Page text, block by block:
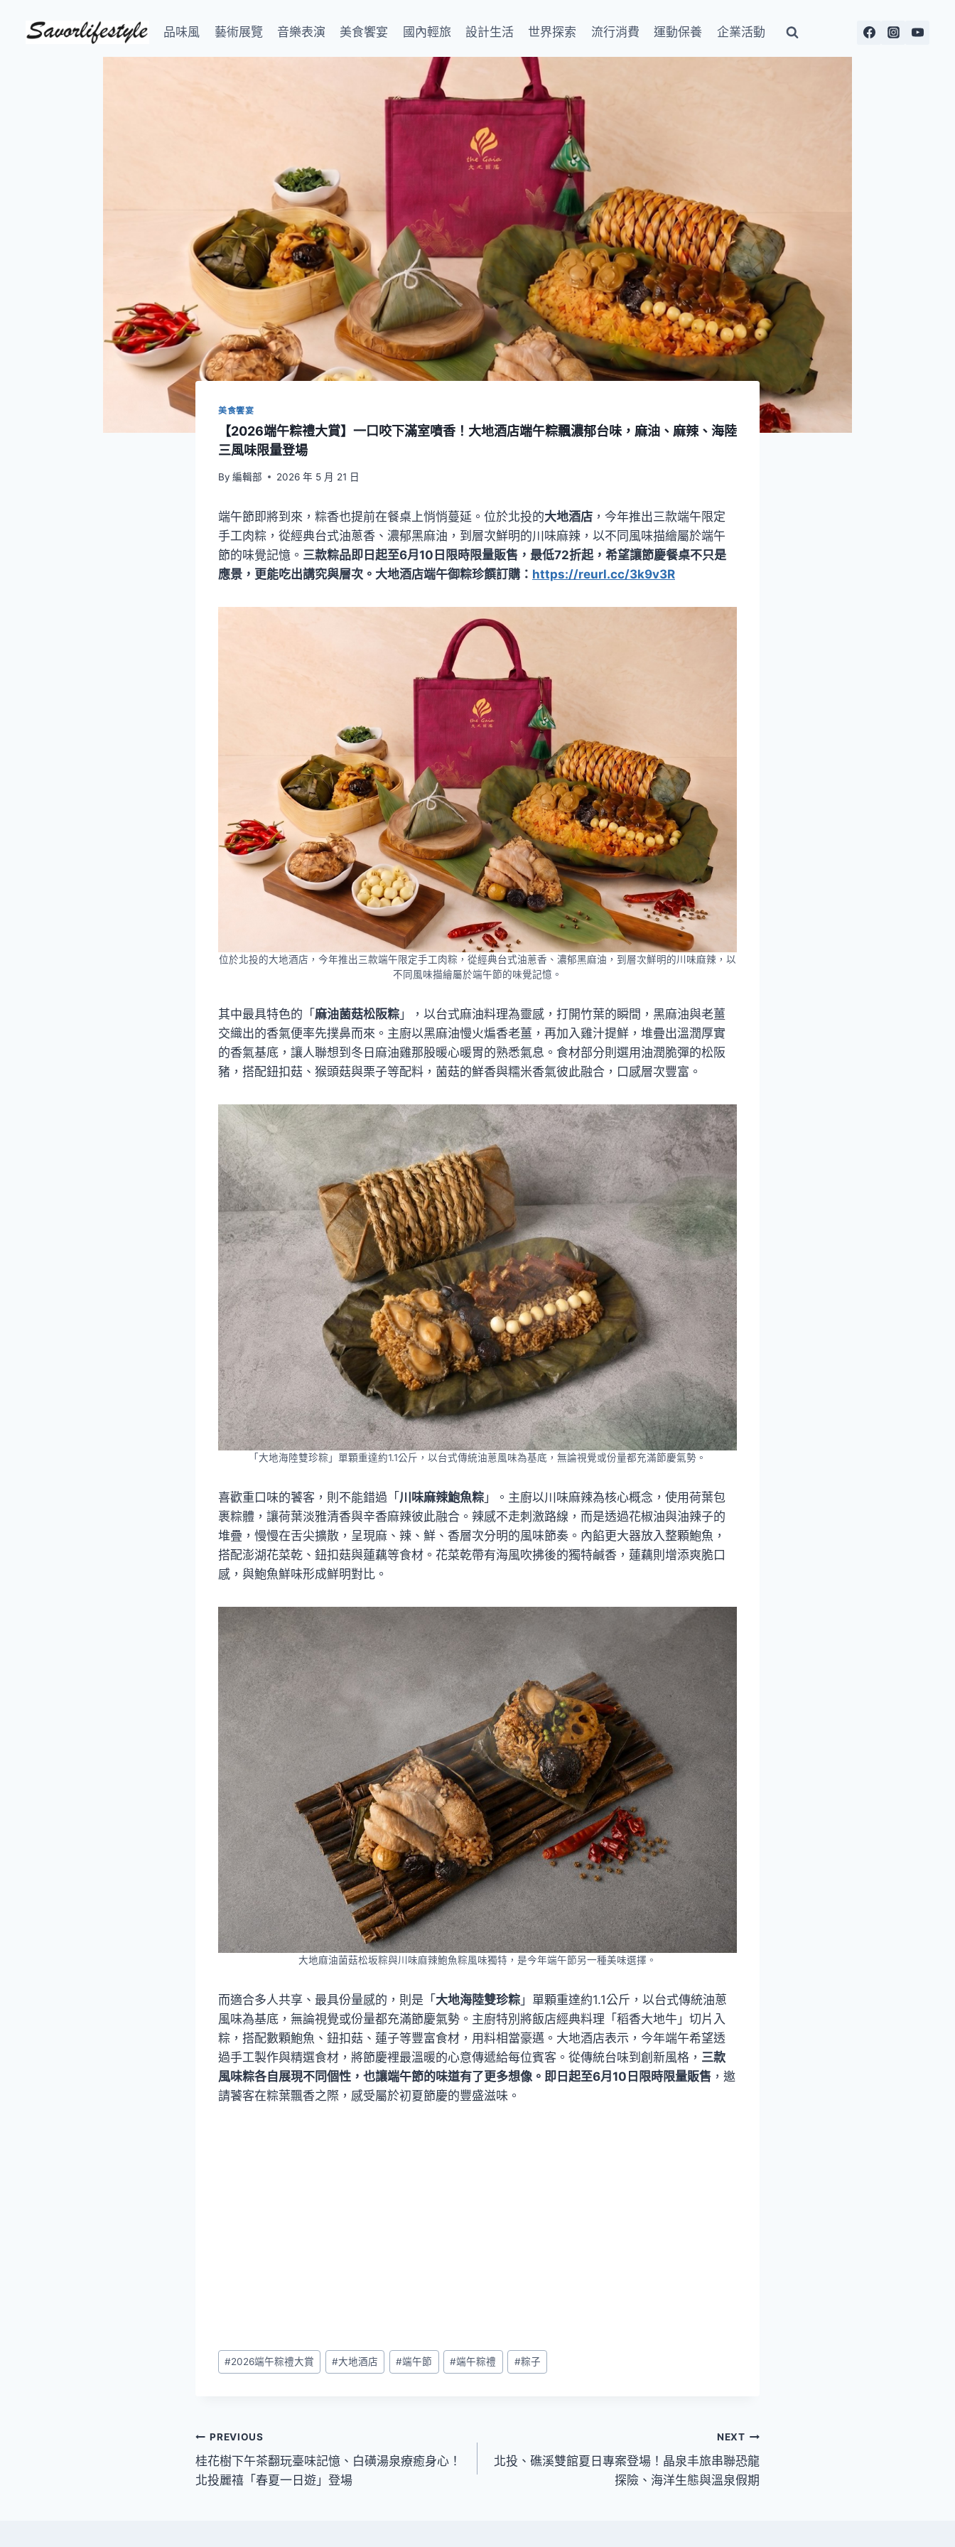
品味風 藝術展覽 音樂表演 美食饗宴 國內輕旅 設計生活 世界探索 流行消費 運動保養 企業活動
美食饗宴
【2026端午粽禮大賞】一口咬下滿室噴香！大地酒店端午粽飄濃郁台味，麻油、麻辣、海陸
三風味限量登場
By 編輯部 2026 年 5 月 21 日
端午節即將到來，粽香也提前在餐桌上悄悄蔓延。位於北投的大地酒店 ，今年推出三款端午限定
手工肉粽，從經典台式油蔥香、濃郁黑麻油，到層次鮮明的川味麻辣，以不同風味描繪屬於端午
節的味覺記憶。 三款粽品即日起至6月10日限時限量販售，最低72折起，希望讓節慶餐桌不只是
應景，更能吃出講究與層次。大地酒店端午御粽珍饌訂購： https://reurl.cc/3k9v3R
位於北投的大地酒店，今年推出三款端午限定手工肉粽，從經典台式油蔥香、濃郁黑麻油，到層次鮮明的川味麻辣，以
不同風味描繪屬於端午節的味覺記憶。
其中最具特色的「 麻油菌菇松阪粽 」，以台式麻油料理為靈感，打開竹葉的瞬間，黑麻油與老薑
交織出的香氣便率先撲鼻而來。主廚以黑麻油慢火煸香老薑，再加入雞汁提鮮，堆疊出溫潤厚實
的香氣基底，讓人聯想到冬日麻油雞那股暖心暖胃的熟悉氣息。食材部分則選用油潤脆彈的松阪
豬，搭配鈕扣菇、猴頭菇與栗子等配料，菌菇的鮮香與糯米香氣彼此融合，口感層次豐富。
「大地海陸雙珍粽」單顆重達約1.1公斤，以台式傳統油蔥風味為基底，無論視覺或份量都充滿節慶氣勢。
喜歡重口味的饕客，則不能錯過「 川味麻辣鮑魚粽 」。主廚以川味麻辣為核心概念，使用荷葉包
裹粽體，讓荷葉淡雅清香與辛香麻辣彼此融合。辣感不走刺激路線，而是透過花椒油與油辣子的
堆疊，慢慢在舌尖擴散，呈現麻、辣、鮮、香層次分明的風味節奏。內餡更大器放入整顆鮑魚，
搭配澎湖花菜乾、鈕扣菇與蓮藕等食材。花菜乾帶有海風吹拂後的獨特鹹香，蓮藕則增添爽脆口
感，與鮑魚鮮味形成鮮明對比。
大地麻油菌菇松坂粽與川味麻辣鮑魚粽風味獨特，是今年端午節另一種美味選擇。
而適合多人共享、最具份量感的，則是「大地海陸雙珍粽 」單顆重達約1.1公斤，以台式傳統油蔥
風味為基底，無論視覺或份量都充滿節慶氣勢。主廚特別將飯店經典料理「稻香大地牛」切片入
粽，搭配數顆鮑魚、鈕扣菇、蓮子等豐富食材，用料相當豪邁。大地酒店表示，今年端午希望透
過手工製作與精選食材，將節慶裡最溫暖的心意傳遞給每位賓客。從傳統台味到創新風格， 三款
風味粽各自展現不同個性，也讓端午節的味道有了更多想像。即日起至6月10日限時限量販售 ，邀
請饕客在粽葉飄香之際，感受屬於初夏節慶的豐盛滋味。
Post
Tags:
#2026端午粽禮大賞 #大地酒店 #端午節 #端午粽禮 #粽子
文
章
PREVIOUS
桂花樹下午茶翻玩臺味記憶、白磺湯泉療癒身心！
北投麗禧「春夏一日遊」登場
NEXT
北投、礁溪雙館夏日專案登場！晶泉丰旅串聯恐龍
探險、海洋生態與溫泉假期